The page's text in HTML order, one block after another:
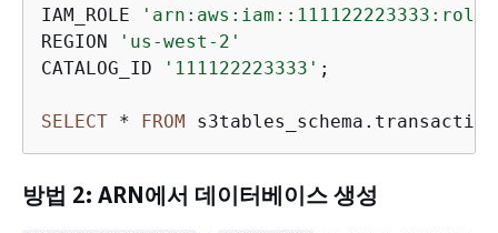
IAM_ROLE
REGION
'us-west-2'
CATALOG_ID
'111122223333' ;
SELECT * FROM
방법 2: ARN에서 데이터베이스 생성